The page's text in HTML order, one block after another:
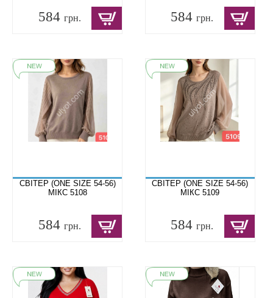
584 грн. 584грн.
СВІТЕР (ONE SIZE 54-56)
МІКС 5108
584 грн.
СВІТЕР (ONE SIZE 54-56)
МІКС 5109
584грн.